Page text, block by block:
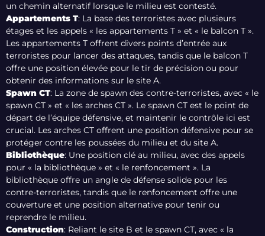
un chemin alternatif lorsque le milieu est contesté.
Appartements T: La base des terroristes avec plusieurs
étages et les appels « les appartements T » et « le balcon T ».
Les appartements T offrent divers points d’entrée aux
terroristes pour lancer des attaques, tandis que le balcon T
offre une position élevée pour le tir de précision ou pour
obtenir des informations sur le site A.
Spawn CT: La zone de spawn des contre-terroristes, avec « le
spawn CT » et « les arches CT ». Le spawn CT est le point de
départ de l’équipe défensive, et maintenir le contrôle ici est
crucial. Les arches CT offrent une position défensive pour se
protéger contre les poussées du milieu et du site A.
Bibliothèque: Une position clé au milieu, avec des appels
pour « la bibliothèque » et « le renfoncement ». La
bibliothèque offre un angle de défense solide pour les
contre-terroristes, tandis que le renfoncement offre une
couverture et une position alternative pour tenir ou
reprendre le milieu.
Construction: Reliant le site B et le spawn CT, avec « la